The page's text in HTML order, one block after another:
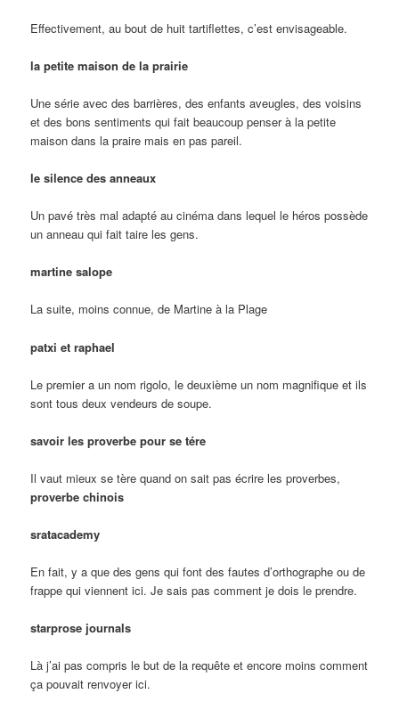
Effectivement, au bout de huit tartiflettes, c’est envisageable.
la petite maison de la prairie
Une série avec des barrières, des enfants aveugles, des voisins
et des bons sentiments qui fait beaucoup penser à la petite
maison dans la praire mais en pas pareil.
le silence des anneaux
Un pavé très mal adapté au cinéma dans lequel le héros possède
un anneau qui fait taire les gens.
martine salope
La suite, moins connue, de Martine à la Plage
patxi et raphael
Le premier a un nom rigolo, le deuxième un nom magnifique et ils
sont tous deux vendeurs de soupe.
savoir les proverbe pour se tére
Il vaut mieux se tère quand on sait pas écrire les proverbes,
proverbe chinois
sratacademy
En fait, y a que des gens qui font des fautes d’orthographe ou de
frappe qui viennent ici. Je sais pas comment je dois le prendre.
starprose journals
Là j’ai pas compris le but de la requête et encore moins comment
ça pouvait renvoyer ici.